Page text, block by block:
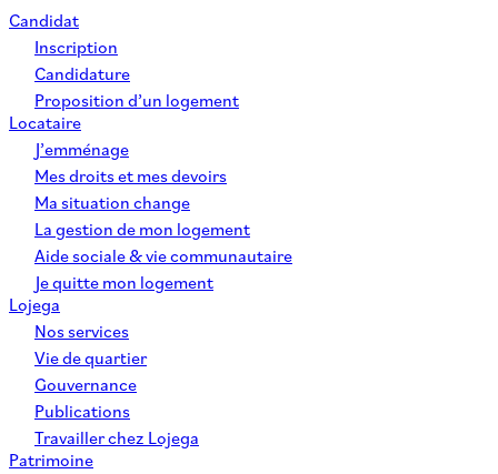
Candidat
Inscription
Candidature
Proposition d’un logement
Locataire
J’emménage
Mes droits et mes devoirs
Ma situation change
La gestion de mon logement
Aide sociale & vie communautaire
Je quitte mon logement
Lojega
Nos services
Vie de quartier
Gouvernance
Publications
Travailler chez Lojega
Patrimoine